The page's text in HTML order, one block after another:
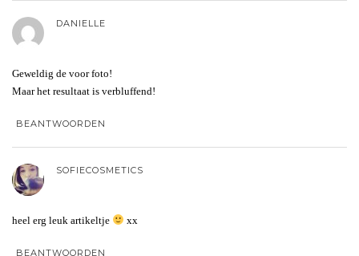
DANIELLE
Geweldig de voor foto!
Maar het resultaat is verbluffend!
BEANTWOORDEN
SOFIECOSMETICS
heel erg leuk artikeltje xx
BEANTWOORDEN